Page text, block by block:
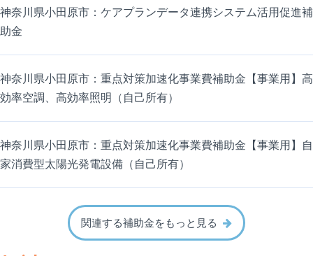
神奈川県小田原市：ケアプランデータ連携システム活用促進補
助金
神奈川県小田原市：重点対策加速化事業費補助金【事業用】高
効率空調、高効率照明（自己所有）
神奈川県小田原市：重点対策加速化事業費補助金【事業用】自
家消費型太陽光発電設備（自己所有）
関連する補助金をもっと見る